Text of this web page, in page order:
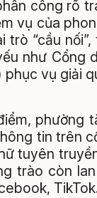
công rõ
vụ của
trò “cầu
như Cổng
vụ giải
phường
tin trên
tuyên
trào còn